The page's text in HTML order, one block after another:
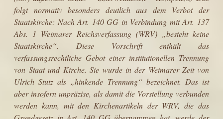
folgt normativ besonders deutlich aus dem Verbot der
Staatskirche: Nach Art. 140 GG in Verbindung mit Art. 137
Abs. 1 Weimarer Reichsver­fassung (WRV) „besteht keine
Staatskirche“. Diese Vorschrift enthält das
verfassungsrechtliche Gebot einer institutionellen Trennung
von Staat und Kirche. Sie wurde in der Weimarer Zeit von
Ulrich Stutz als „hinkende Trennung“ bezeichnet. Das ist
aber insofern unpräzise, als damit die Vorstellung verbunden
werden kann, mit den Kirchenartikeln der WRV, die das